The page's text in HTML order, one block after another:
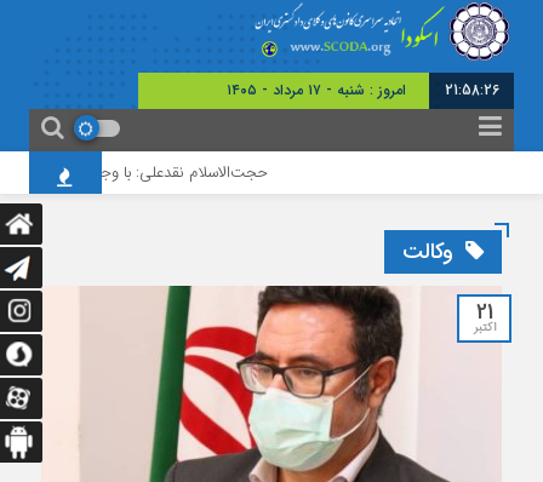
21:58:27 امروز : شنبه - ۱۷ مرداد - ۱۴۰۵
حجت‌الاسلام نقدعلی: با وجود افزایش
وکالت
21
اکتبر